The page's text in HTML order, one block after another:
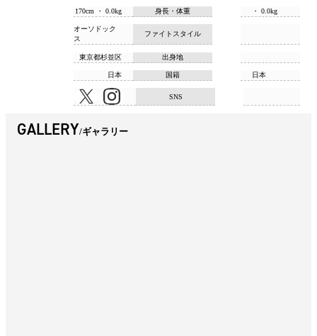
身長・体重
170cm ・ 0.0kg ・ 0.0kg
ファイトスタイル
オーソドック
ス
出身地
東京都杉並区
国籍
日本 日本
SNS
GALLERY ギャラリー